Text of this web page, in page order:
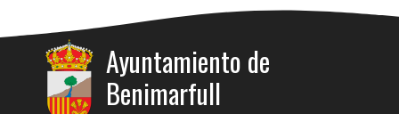
Ayuntamiento de
Benimarfull